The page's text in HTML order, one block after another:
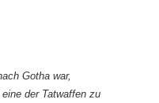
Gotha war,
der Tatwaffen zu